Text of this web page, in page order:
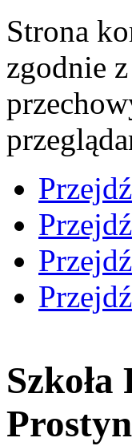
Strona
zgodnie z